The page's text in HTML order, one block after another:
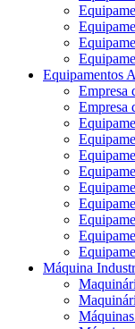
Equipamentos
Empresa
Empresa
Máquina